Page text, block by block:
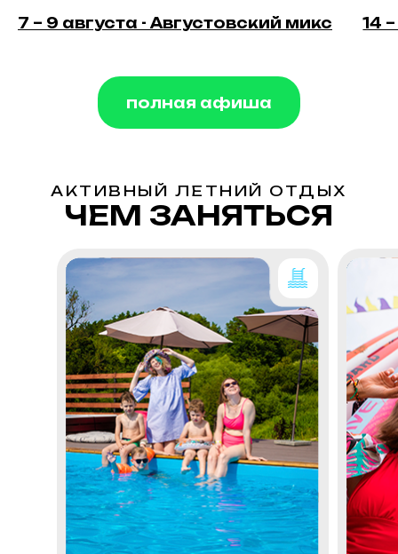
7 – 9 августа - Августовский микс 14
полная афиша
АКТИВНЫЙ ЛЕТНИЙ ОТДЫХ
ЧЕМ ЗАНЯТЬСЯ